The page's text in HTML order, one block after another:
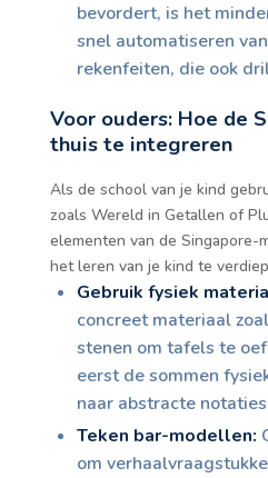
bevordert, is het
snel automatiseren
rekenfeiten, die ook
Voor ouders: Hoe de
thuis te integreren
Als de school van je kind
zoals Wereld in Getallen of
elementen van de Singapore-
het leren van je kind te
Gebruik fysiek
concreet materiaal
stenen om tafels te
eerst de sommen
naar abstracte
Teken bar-modellen:
om